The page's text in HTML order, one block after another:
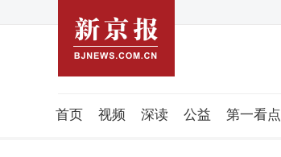
首页 视频 深读 公益 第一看点